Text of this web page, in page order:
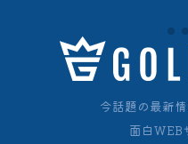
今話題の最新
面白WEB